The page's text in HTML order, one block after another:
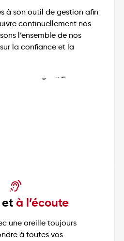
à son outil de gestion afin
continuellement nos
l’ensemble de nos
la confiance et la
et à l’écoute
une oreille toujours
à toutes vos